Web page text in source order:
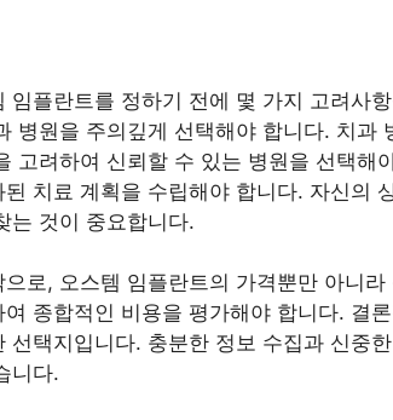
임플란트를 정하기 전에 몇 가지 고려사
병원을 주의깊게 선택해야 합니다. 치과
고려하여 신뢰할 수 있는 병원을 선택해
된 치료 계획을 수립해야 합니다. 자신의
는 것이 중요합니다.
으로, 오스템 임플란트의 가격뿐만 아니
여 종합적인 비용을 평가해야 합니다. 결
선택지입니다. 충분한 정보 수집과 신중
니다.